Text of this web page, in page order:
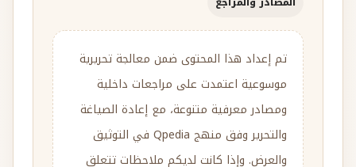
تم إعداد هذا المحتوى ضمن معالجة تحريرية
موسوعية اعتمدت على مراجعات داخلية
ومصادر معرفية متنوعة، مع إعادة الصياغة
والتحرير وفق منهج Qpedia في التوثيق
والعرض. وإذا كانت لديكم ملاحظات تتعلق